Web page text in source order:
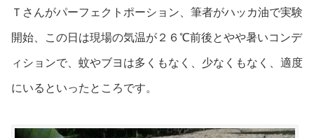
Ｔさんがパーフェクトポーション、筆者がハッカ油で実験
開始、この日は現場の気温が２６℃前後とやや暑いコンデ
ィションで、蚊やブヨは多くもなく、少なくもなく、適度
にいるといったところです。